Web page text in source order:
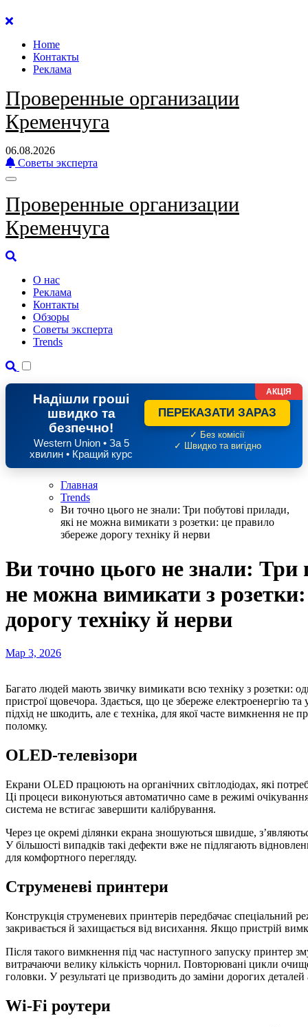
Перейти
содержанию
Home
Контакты
Реклама
Проверенные организации
Кременчуга
06.08.2026
Советы эксперта
Проверенные организации
Кременчуга
О нас
Реклама
Контакты
Обзоры
Советы эксперта
Trends
Надішли гроші
швидко та
безпечно!
Western Union • За 5
хвилин • Кращий курс
ПЕРЕКАЗАТИ ЗАРАЗ
✓ Без комісії
✓ Швидко та вигідно
АКЦІЯ
Главная
Trends
Ви точно цього не знали: Три побутові прилади,
які не можна вимикати з розетки: це правило
збереже дорогу техніку й нерви
Ви точно цього не знали: Три
не можна вимикати з
дорогу техніку й нерви
Мар 3, 2026
Багато людей мають звичку вимикати всю техніку з розетки: одні роблять це перед поїздками, інші вимикають
пристрої щовечора. Здається, що це збереже електроенергію
підхід не шкодить, але є техніка, для якої часте вимкнення
поломку.
OLED-телевізори
Екрани OLED працюють на органічних світлодіодах, які
Ці процеси виконуються автоматично саме в режимі
система не встигає завершити калібрування.
Через це окремі ділянки екрана зношуються швидше,
У більшості випадків такі дефекти вже не підлягають
для комфортного перегляду.
Струменеві принтери
Конструкція струменевих принтерів передбачає спеціальний
закривається й захищається від висихання. Якщо пристрій
Після такого вимкнення під час наступного запуску принтер
витрачаючи велику кількість чорнил. Повторювані цикли
головки. У результаті це призводить до заміни дорогих
Wi-Fi роутери